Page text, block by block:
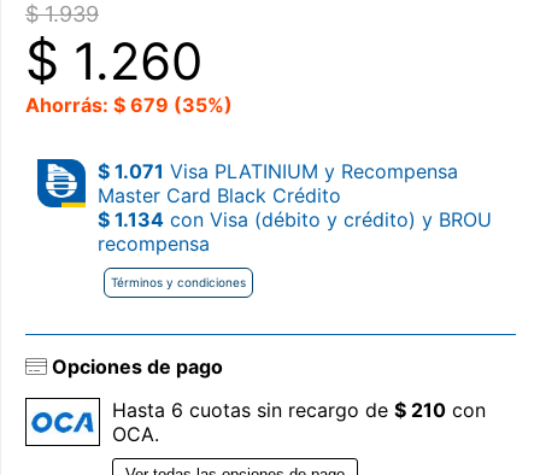
$ 1.939
$ 1.260
Ahorrás: $ 679 (35%)
$ 1.071 Visa PLATINIUM y Recompensa
Master Card Black Crédito
$ 1.134 con Visa (débito y crédito) y BROU
recompensa
Términos y condiciones
Opciones de pago
Hasta 6 cuotas sin recargo de $ 210 con
OCA.